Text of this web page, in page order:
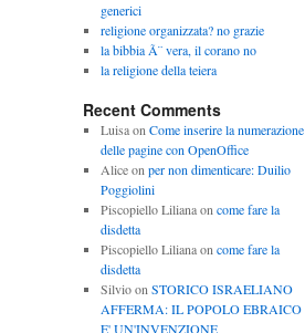
generici
religione organizzata? no grazie
la bibbia Ã¨ vera, il corano no
la religione della teiera
Recent Comments
Luisaon Come inserire la numerazione
delle pagine con OpenOffice
Aliceon per non dimenticare: Duilio
Poggiolini
Piscopiello Lilianaon come fare la
disdetta
Piscopiello Lilianaon come fare la
disdetta
Silvioon STORICO ISRAELIANO
AFFERMA: IL POPOLO EBRAICO
E' UN'INVENZIONE